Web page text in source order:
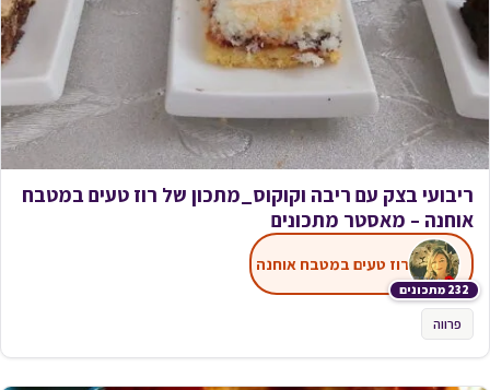
ריבועי בצק עם ריבה וקוקוס_מתכון של רוז טעים במטבח
אוחנה – מאסטר מתכונים
232 מתכונים
רוז טעים במטבח אוחנה
פרווה